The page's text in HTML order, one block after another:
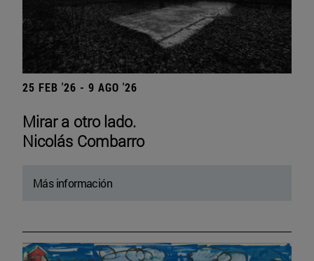
25 FEB '26 - 9 AGO '26
Mirar a otro lado.
Nicolás Combarro
Más información